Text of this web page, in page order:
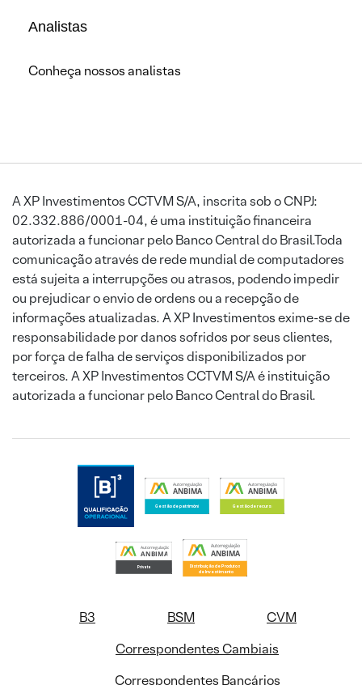
Analistas
Conheça nossos analistas
A XP Investimentos CCTVM S/A, inscrita sob o CNPJ:
02.332.886/0001-04, é uma instituição financeira
autorizada a funcionar pelo Banco Central do Brasil.Toda
comunicação através de rede mundial de computadores
está sujeita a interrupções ou atrasos, podendo impedir
ou prejudicar o envio de ordens ou a recepção de
informações atualizadas. A XP Investimentos exime-se de
responsabilidade por danos sofridos por seus clientes,
por força de falha de serviços disponibilizados por
terceiros. A XP Investimentos CCTVM S/A é instituição
autorizada a funcionar pelo Banco Central do Brasil.
B3 BSM
CVM
Correspondentes Cambiais
Correspondentes Bancários